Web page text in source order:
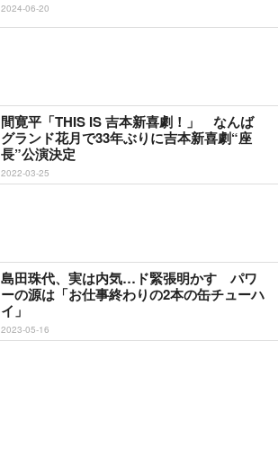
2024-06-20
間寛平「THIS IS 吉本新喜劇！」 なんば
グランド花月で33年ぶりに吉本新喜劇“座
長”公演決定
2022-03-25
島田珠代、実は内気…ド緊張明かす パワ
ーの源は「お仕事終わりの2本の缶チューハ
イ」
2023-05-16